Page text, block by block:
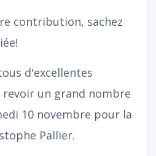
contribution, sachez
d'excellentes
revoir un grand nombre
10 novembre pour la
Pallier.